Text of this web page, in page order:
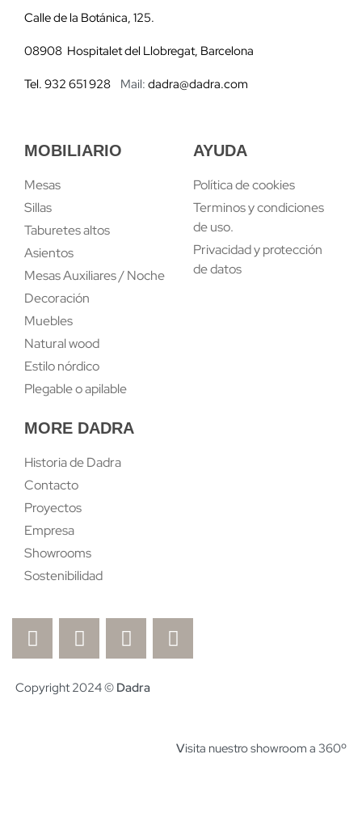
Calle de la Botánica, 125.
08908 Hospitalet del Llobregat, Barcelona
Tel. 932 651 928 Mail: dadra@dadra.com
MOBILIARIO
Mesas
Sillas
Taburetes altos
Asientos
Mesas Auxiliares / Noche
Decoración
Muebles
Natural wood
Estilo nórdico
Plegable o apilable
AYUDA
Política de cookies
Terminos y condiciones
de uso.
Privacidad y protección
de datos
MORE DADRA
Historia de Dadra
Contacto
Proyectos
Empresa
Showrooms
Sostenibilidad
Copyright 2024 © Dadra
Visita nuestro showroom a 360º